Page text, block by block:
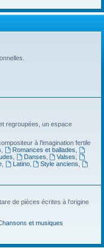
regroupées, un espace
à l'imagination fertile
Romances et ballades
Danses Valses
, Latino, Style anciens
de pièces écrites à l'origine
et musiques